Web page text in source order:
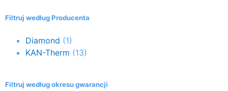
Filtruj według Producenta
Diamond (1)
KAN-Therm (13)
Filtruj według okresu gwarancji